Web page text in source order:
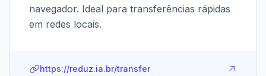
navegador. Ideal para transferências rápidas
em redes locais.
https://reduz.ia.br/transfer